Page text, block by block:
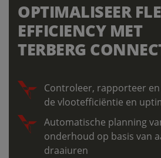
OPTIMALISEER
EFFICIENCY MET
TERBERG
Controleer, rapporteer
de vlootefficiëntie en
Automatische planning
onderhoud op basis van
draaiuren